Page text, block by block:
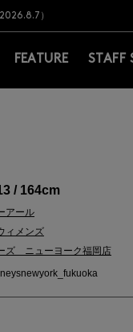
料無料！お買い物の際は会員
）
）
料無料！お買い物の際は会員
FEATURE STAFF
/ 164cm
アール
ィメンズ
ズ ニューヨーク福岡店